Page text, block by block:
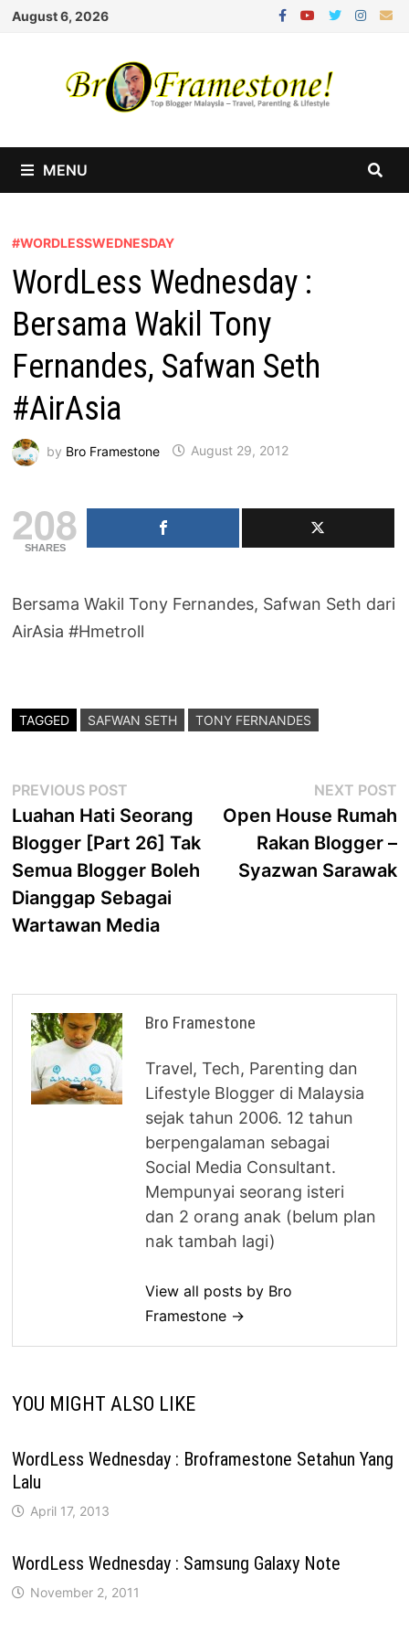
Skip
August 6, 2026
MENU
#WORDLESSWEDNESDAY
WordLess Wednesday :
Bersama Wakil Tony
Fernandes, Safwan Seth
#AirAsia
by Bro Framestone August 29, 2012
208
SHARES
Bersama Wakil Tony Fernandes, Safwan Seth dari
AirAsia #Hmetroll
TAGGED SAFWAN SETH TONY FERNANDES
Post
navigation
PREVIOUS POST
post:
Luahan Hati Seorang
Blogger [Part 26] Tak
Semua Blogger Boleh
Dianggap Sebagai
Wartawan Media
NEXT POST
Open House Rumah
Rakan Blogger –
Syazwan Sarawak
Bro Framestone
Travel, Tech, Parenting dan
Lifestyle Blogger di Malaysia
sejak tahun 2006. 12 tahun
berpengalaman sebagai
Social Media Consultant.
Mempunyai seorang isteri
dan 2 orang anak (belum plan
nak tambah lagi)
View all posts by Bro
Framestone →
YOU MIGHT ALSO LIKE
WordLess Wednesday : Broframestone Setahun Yang
Lalu
April 17, 2013
WordLess Wednesday : Samsung Galaxy Note
November 2, 2011